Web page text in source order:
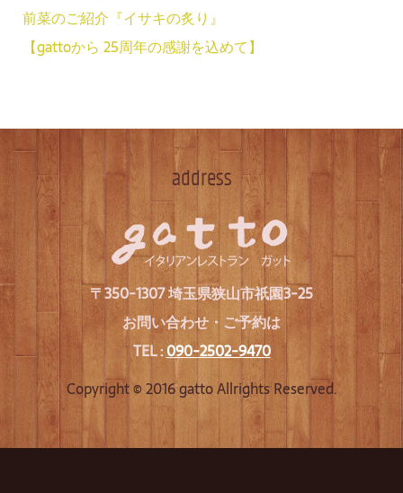
前菜のご紹介『イサキの炙り』
【gattoから 25周年の感謝を込めて】
address
〒350-1307 埼玉県狭山市祇園3-25
お問い合わせ・ご予約は
TEL :090-2502-9470
Copyright © 2016 gatto Allrights Reserved.